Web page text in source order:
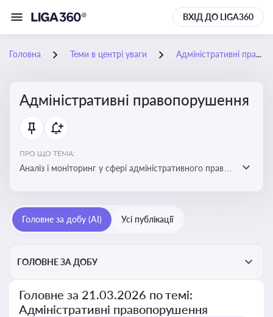
ВХІД ДО LIGA360
Головна Теми в центрі уваги Адміністративні правопорушення
Адміністративні правопорушення
ПРО ЩО ТЕМА:
Аналіз і моніторинг у сфері адміністративного права:
Головне за добу (AI) Усі публікації
ГОЛОВНЕ ЗА ДОБУ
Головне за 21.03.2026 по темі:
Адміністративні правопорушення